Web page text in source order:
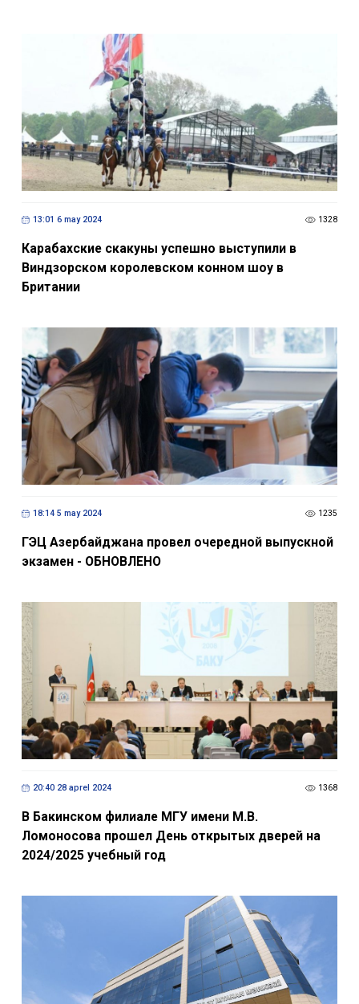
13:01 6 may 2024 1328
Карабахские скакуны успешно выступили в
Виндзорском королевском конном шоу в
Британии
18:14 5 may 2024 1235
ГЭЦ Азербайджана провел очередной выпускной
экзамен - ОБНОВЛЕНО
20:40 28 aprel 2024 1368
В Бакинском филиале МГУ имени М.В.
Ломоносова прошел День открытых дверей на
2024/2025 учебный год